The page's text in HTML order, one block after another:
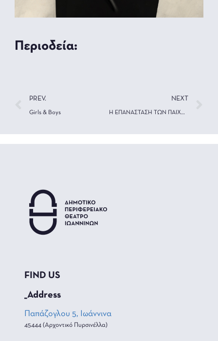
Περιοδεία:
PREV.
Girls & Boys
NEXT
Η ΕΠΑΝΑΣΤΑΣΗ ΤΩΝ ΠΑΙΧΝΙΔΙΩΝ
FIND US
_Address
Παπάζογλου 5, Ιωάννινα
45444 (Αρχοντικό Πυρσινέλλα)